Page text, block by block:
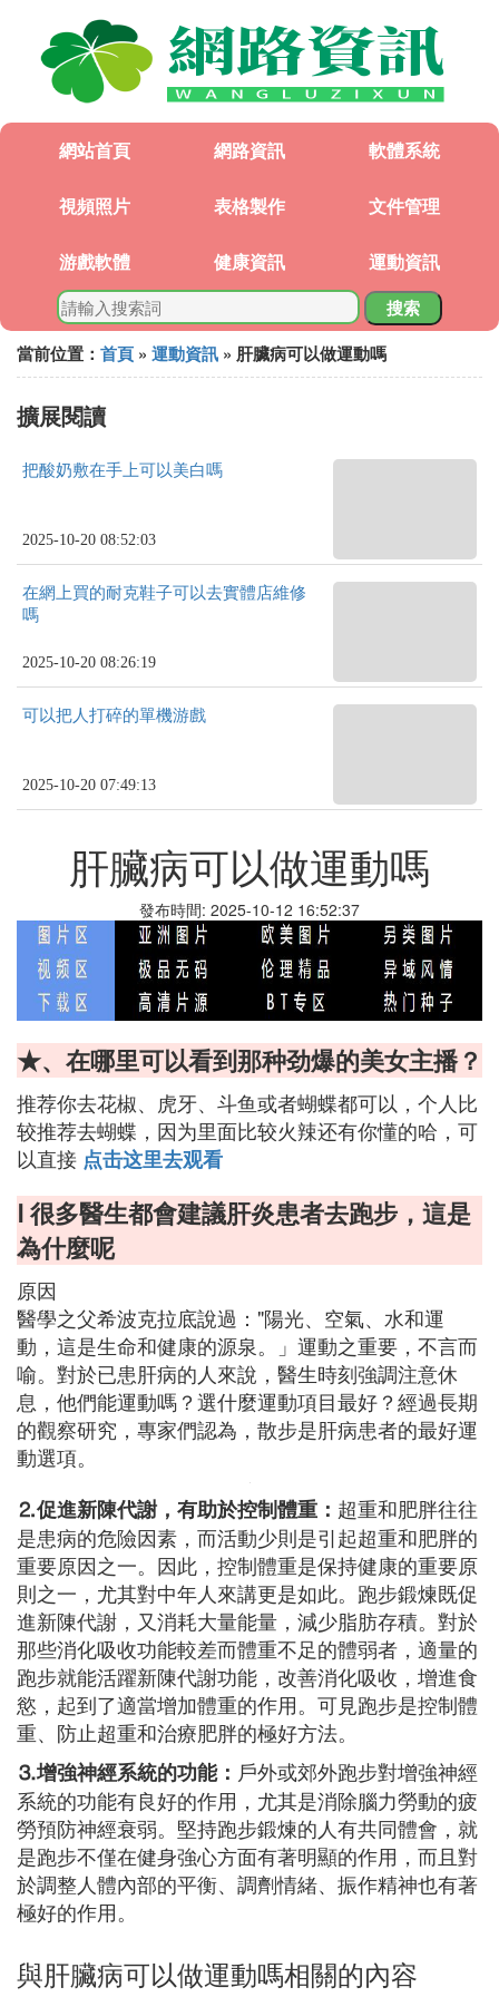
網站首頁 網路資訊 軟體系統
視頻照片 表格製作 文件管理
游戲軟體 健康資訊 運動資訊
搜索
當前位置： 首頁 » 運動資訊 » 肝臟病可以做運動嗎
擴展閱讀
把酸奶敷在手上可以美白嗎
2025-10-20 08:52:03
在網上買的耐克鞋子可以去實體店維修
嗎
2025-10-20 08:26:19
可以把人打碎的單機游戲
2025-10-20 07:49:13
肝臟病可以做運動嗎
發布時間: 2025-10-12 16:52:37
★、在哪里可以看到那种劲爆的美女主播？
推荐你去花椒、虎牙、斗鱼或者蝴蝶都可以，个人比
较推荐去蝴蝶，因为里面比较火辣还有你懂的哈，可
以直接 点击这里去观看
Ⅰ 很多醫生都會建議肝炎患者去跑步，這是
為什麼呢
原因
醫學之父希波克拉底說過："陽光、空氣、水和運
動，這是生命和健康的源泉。」運動之重要，不言而
喻。對於已患肝病的人來說，醫生時刻強調注意休
息，他們能運動嗎？選什麼運動項目最好？經過長期
的觀察研究，專家們認為，散步是肝病患者的最好運
動選項。
⒉促進新陳代謝，有助於控制體重： 超重和肥胖往往
是患病的危險因素，而活動少則是引起超重和肥胖的
重要原因之一。因此，控制體重是保持健康的重要原
則之一，尤其對中年人來講更是如此。跑步鍛煉既促
進新陳代謝，又消耗大量能量，減少脂肪存積。對於
那些消化吸收功能較差而體重不足的體弱者，適量的
跑步就能活躍新陳代謝功能，改善消化吸收，增進食
慾，起到了適當增加體重的作用。可見跑步是控制體
重、防止超重和治療肥胖的極好方法。
⒊增強神經系統的功能： 戶外或郊外跑步對增強神經
系統的功能有良好的作用，尤其是消除腦力勞動的疲
勞預防神經衰弱。堅持跑步鍛煉的人有共同體會，就
是跑步不僅在健身強心方面有著明顯的作用，而且對
於調整人體內部的平衡、調劑情緒、振作精神也有著
極好的作用。
與肝臟病可以做運動嗎相關的內容